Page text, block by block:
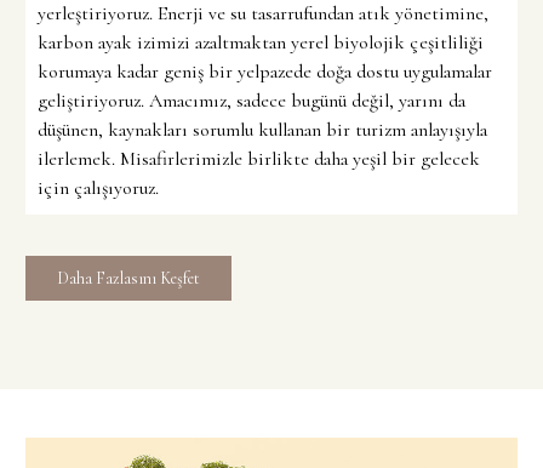
yerleştiriyoruz. Enerji ve su tasarrufundan atık yönetimine,
karbon ayak izimizi azaltmaktan yerel biyolojik çeşitliliği
korumaya kadar geniş bir yelpazede doğa dostu uygulamalar
geliştiriyoruz. Amacımız, sadece bugünü değil, yarını da
düşünen, kaynakları sorumlu kullanan bir turizm anlayışıyla
ilerlemek. Misafirlerimizle birlikte daha yeşil bir gelecek
için çalışıyoruz.
Daha Fazlasını Keşfet